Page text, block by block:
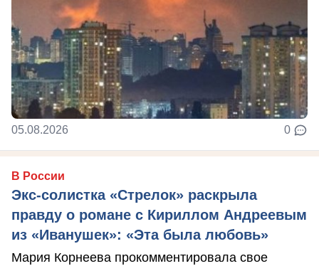
05.08.2026 0
В России
Экс-солистка «Стрелок» раскрыла
правду о романе с Кириллом Андреевым
из «Иванушек»: «Эта была любовь»
Мария Корнеева прокомментировала свое